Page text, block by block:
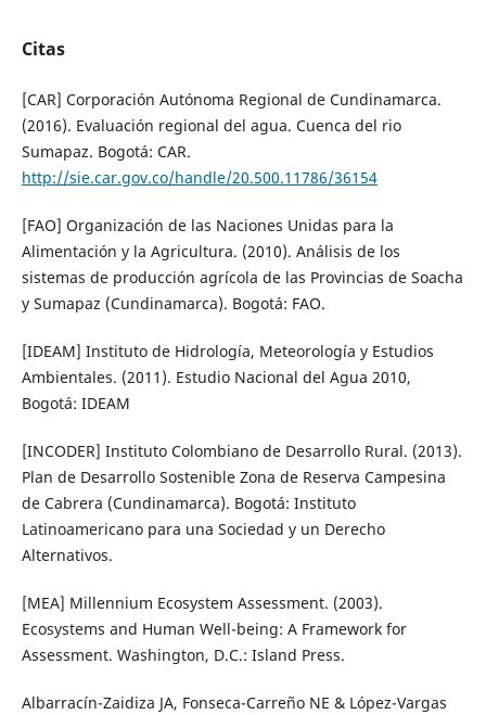
Citas
[CAR] Corporación Autónoma Regional de Cundinamarca.
(2016). Evaluación regional del agua. Cuenca del rio
Sumapaz. Bogotá: CAR.
http://sie.car.gov.co/handle/20.500.11786/36154
[FAO] Organización de las Naciones Unidas para la
Alimentación y la Agricultura. (2010). Análisis de los
sistemas de producción agrícola de las Provincias de Soacha
y Sumapaz (Cundinamarca). Bogotá: FAO.
[IDEAM] Instituto de Hidrología, Meteorología y Estudios
Ambientales. (2011). Estudio Nacional del Agua 2010,
Bogotá: IDEAM
[INCODER] Instituto Colombiano de Desarrollo Rural. (2013).
Plan de Desarrollo Sostenible Zona de Reserva Campesina
de Cabrera (Cundinamarca). Bogotá: Instituto
Latinoamericano para una Sociedad y un Derecho
Alternativos.
[MEA] Millennium Ecosystem Assessment. (2003).
Ecosystems and Human Well-being: A Framework for
Assessment. Washington, D.C.: Island Press.
Albarracín-Zaidiza JA, Fonseca-Carreño NE & López-Vargas